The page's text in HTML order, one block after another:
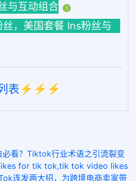
与互动组合 1
，美国套餐 Ins粉丝与
表⚡️⚡️⚡️
看？Tiktok行业术语之引流裂变
for tik tok,tik tok video likes
连发两大招，为跨境电商卖家带